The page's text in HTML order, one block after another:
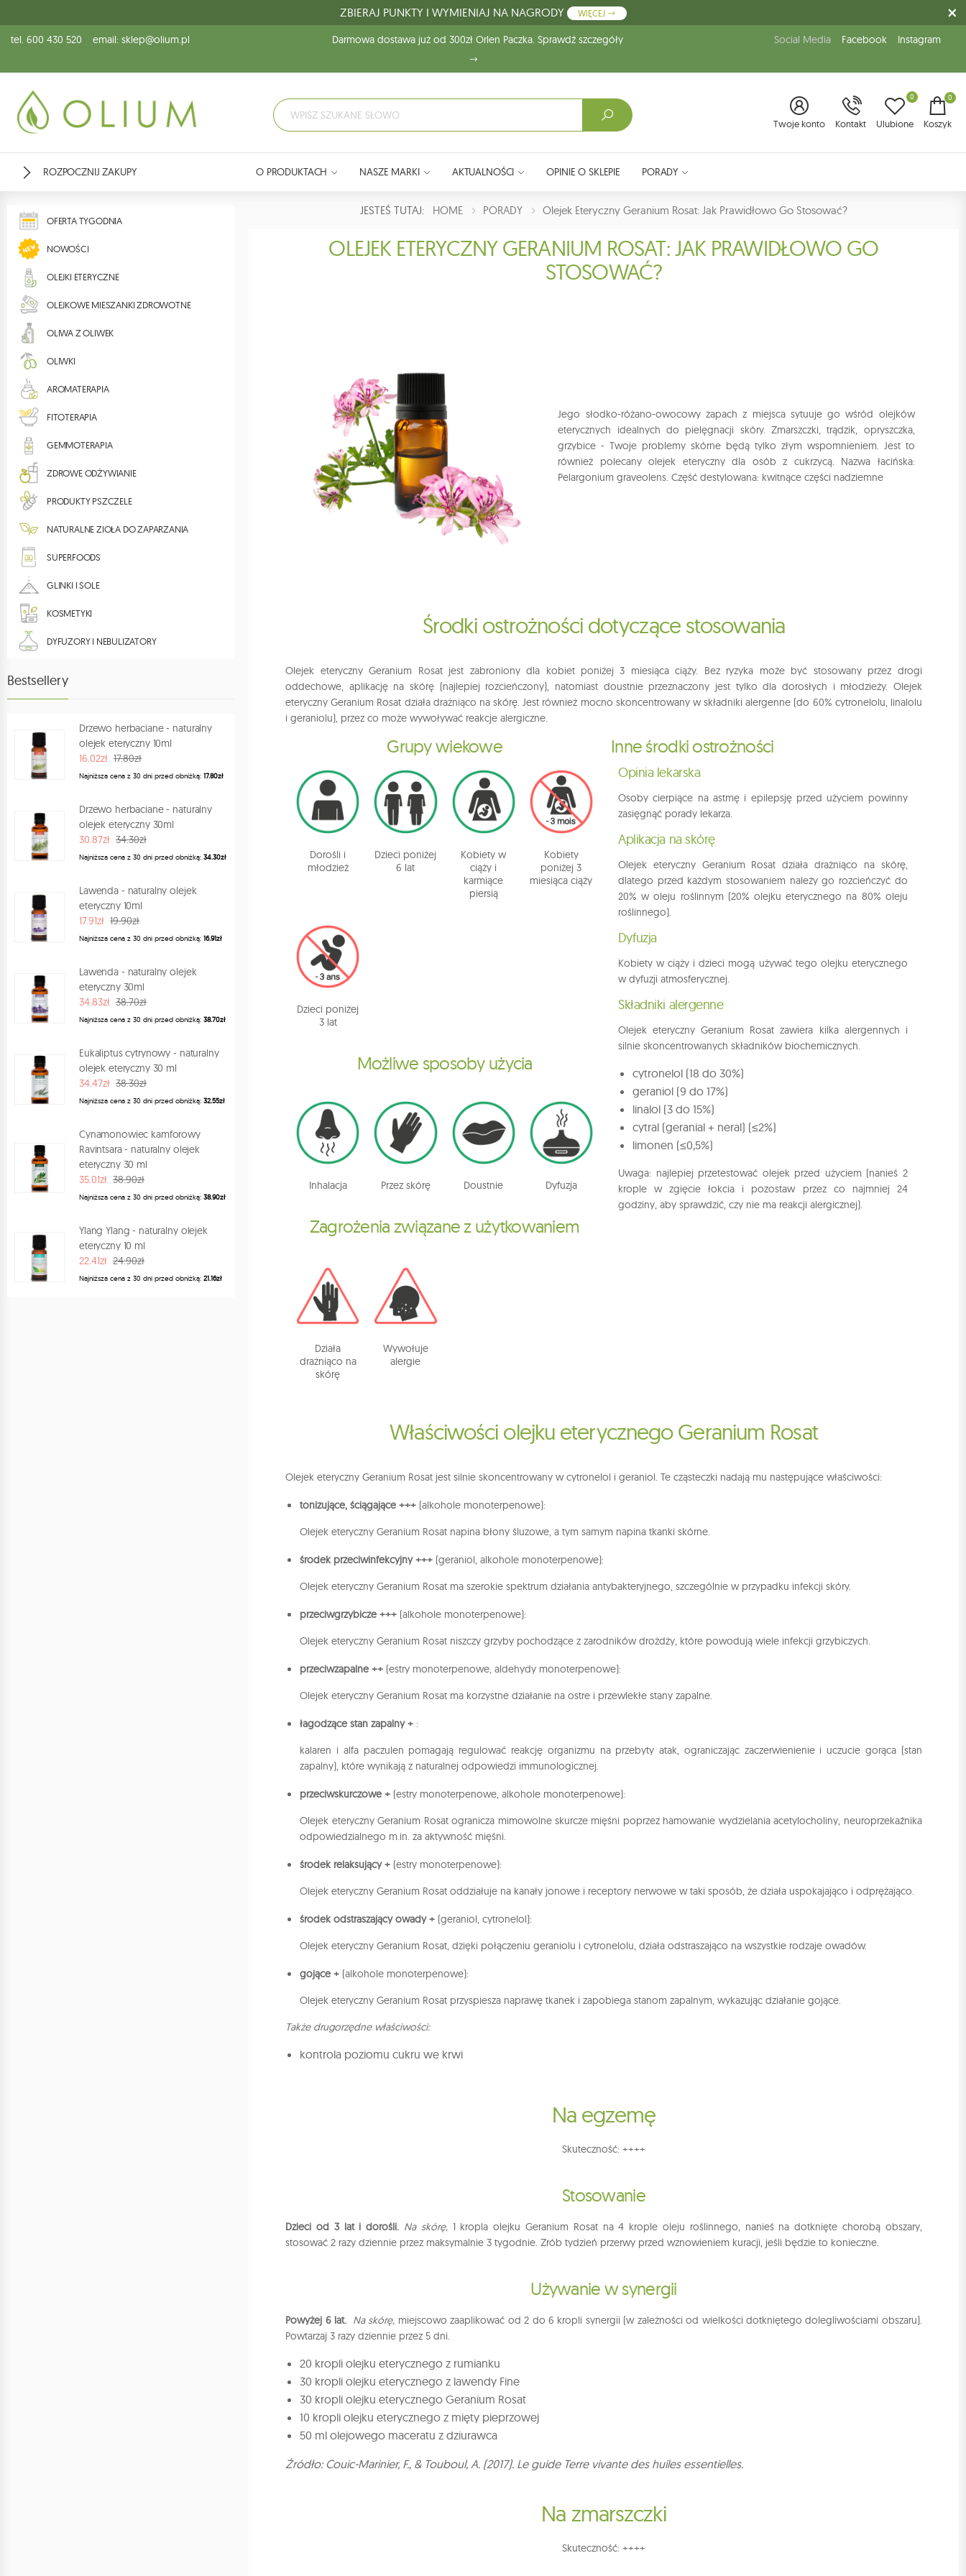
ZBIERAJ PUNKTY I WYMIENIAJ NA NAGRODY WIĘCEJ
tel. 600 430 520 email: sklep@olium.pl Darmowa dostawa już od 300zł Orlen Paczka. Sprawdź szczegóły Social Media Facebook Instagram
Twoje konto Kontakt Ulubione
0 0
Koszyk
ROZPOCZNIJ ZAKUPY O PRODUKTACH NASZE MARKI AKTUALNOŚCI OPINIE O SKLEPIE PORADY
JESTEŚ TUTAJ: HOME PORADY Olejek Eteryczny Geranium Rosat: Jak Prawidłowo Go Stosować?
OLEJEK ETERYCZNY GERANIUM ROSAT: JAK PRAWIDŁOWO GO
STOSOWAĆ?
Jego słodko-różano-owocowy zapach z miejsca sytuuje go wśród olejków
eterycznych idealnych do pielęgnacji skóry. Zmarszczki, trądzik, opryszczka,
grzybice - Twoje problemy skórne będą tylko złym wspomnieniem. Jest to
również polecany olejek eteryczny dla osób z cukrzycą. Nazwa łacińska:
Pelargonium graveolens. Część destylowana: kwitnące części nadziemne
Środki ostrożności dotyczące stosowania
Olejek eteryczny Geranium Rosat jest zabroniony dla kobiet poniżej 3 miesiąca ciąży. Bez ryzyka może być stosowany przez drogi
oddechowe, aplikację na skórę (najlepiej rozcieńczony), natomiast doustnie przeznaczony jest tylko dla dorosłych i młodzieży. Olejek
eteryczny Geranium Rosat działa drażniąco na skórę. Jest również mocno skoncentrowany w składniki alergenne (do 60% cytronelolu, linalolu
i geraniolu), przez co może wywoływać reakcje alergiczne.
Grupy wiekowe
Dorośli i
młodzież
Dzieci poniżej
6 lat
Kobiety w
ciąży i
karmiące
piersią
Kobiety
poniżej 3
miesiąca ciąży
Dzieci poniżej
3 lat
Możliwe sposoby użycia
Inhalacja Przez skórę Doustnie Dyfuzja
Zagrożenia związane z użytkowaniem
Działa
drażniąco na
skórę
Wywołuje
alergie
Inne środki ostrożności
Opinia lekarska
Osoby cierpiące na astmę i epilepsję przed użyciem powinny
zasięgnąć porady lekarza.
Aplikacja na skórę
Olejek eteryczny Geranium Rosat działa drażniąco na skórę,
dlatego przed każdym stosowaniem należy go rozcieńczyć do
20% w oleju roślinnym (20% olejku eterycznego na 80% oleju
roślinnego).
Dyfuzja
Kobiety w ciąży i dzieci mogą używać tego olejku eterycznego
w dyfuzji atmosferycznej.
Składniki alergenne
Olejek eteryczny Geranium Rosat zawiera kilka alergennych i
silnie skoncentrowanych składników biochemicznych.
cytronelol (18 do 30%)
geraniol (9 do 17%)
linalol (3 do 15%)
cytral (geranial + neral) (≤2%)
limonen (≤0,5%)
Uwaga: najlepiej przetestować olejek przed użyciem (nanieś 2
krople w zgięcie łokcia i pozostaw przez co najmniej 24
godziny, aby sprawdzić, czy nie ma reakcji alergicznej).
Właściwości olejku eterycznego Geranium Rosat
Olejek eteryczny Geranium Rosat jest silnie skoncentrowany w cytronelol i geraniol. Te cząsteczki nadają mu następujące właściwości:
tonizujące, ściągające +++ (alkohole monoterpenowe):
Olejek eteryczny Geranium Rosat napina błony śluzowe, a tym samym napina tkanki skórne.
środek przeciwinfekcyjny +++ (geraniol, alkohole monoterpenowe):
Olejek eteryczny Geranium Rosat ma szerokie spektrum działania antybakteryjnego, szczególnie w przypadku infekcji skóry.
przeciwgrzybicze +++ (alkohole monoterpenowe):
Olejek eteryczny Geranium Rosat niszczy grzyby pochodzące z zarodników drożdży, które powodują wiele infekcji grzybiczych.
przeciwzapalne ++ (estry monoterpenowe, aldehydy monoterpenowe):
Olejek eteryczny Geranium Rosat ma korzystne działanie na ostre i przewlekłe stany zapalne.
łagodzące stan zapalny + :
kalaren i alfa paczulen pomagają regulować reakcję organizmu na przebyty atak, ograniczając zaczerwienienie i uczucie gorąca (stan
zapalny), które wynikają z naturalnej odpowiedzi immunologicznej.
przeciwskurczowe + (estry monoterpenowe, alkohole monoterpenowe):
Olejek eteryczny Geranium Rosat ogranicza mimowolne skurcze mięśni poprzez hamowanie wydzielania acetylocholiny, neuroprzekaźnika
odpowiedzialnego m.in. za aktywność mięśni.
środek relaksujący + (estry monoterpenowe):
Olejek eteryczny Geranium Rosat oddziałuje na kanały jonowe i receptory nerwowe w taki sposób, że działa uspokajająco i odprężająco.
środek odstraszający owady + (geraniol, cytronelol):
Olejek eteryczny Geranium Rosat, dzięki połączeniu geraniolu i cytronelolu, działa odstraszająco na wszystkie rodzaje owadów.
gojące + (alkohole monoterpenowe):
Olejek eteryczny Geranium Rosat przyspiesza naprawę tkanek i zapobiega stanom zapalnym, wykazując działanie gojące.
Także drugorzędne właściwości:
kontrola poziomu cukru we krwi
Na egzemę
Skuteczność: ++++
Stosowanie
Dzieci od 3 lat i dorośli. Na skórę,1 kropla olejku Geranium Rosat na 4 krople oleju roślinnego, nanieś na dotknięte chorobą obszary,
stosować 2 razy dziennie przez maksymalnie 3 tygodnie. Zrób tydzień przerwy przed wznowieniem kuracji, jeśli będzie to konieczne.
Używanie w synergii
Powyżej 6 lat. Na skórę, miejscowo zaaplikować od 2 do 6 kropli synergii (w zależności od wielkości dotkniętego dolegliwościami obszaru).
Powtarzaj 3 razy dziennie przez 5 dni.
20 kropli olejku eterycznego z rumianku
30 kropli olejku eterycznego z lawendy Fine
30 kropli olejku eterycznego Geranium Rosat
10 kropli olejku eterycznego z mięty pieprzowej
50 ml olejowego maceratu z dziurawca
Źródło: Couic-Marinier, F., & Touboul, A. (2017). Le guide Terre vivante des huiles essentielles.
Na zmarszczki
Skuteczność: ++++
OFERTA TYGODNIA
NOWOŚCI
OLEJKI ETERYCZNE
OLEJKOWE MIESZANKI ZDROWOTNE
OLIWA Z OLIWEK
OLIWKI
AROMATERAPIA
FITOTERAPIA
GEMMOTERAPIA
ZDROWE ODŻYWIANIE
PRODUKTY PSZCZELE
NATURALNE ZIOŁA DO ZAPARZANIA
SUPERFOODS
GLINKI I SOLE
KOSMETYKI
DYFUZORY I NEBULIZATORY
AKCESORIA ZAPACHOWE
HERBATY
SPRAYE ZAPACHOWE DO WNĘTRZ
KSIĄŻKI
POMYSŁY NA PREZENT
PROGRAM LOJALNOŚCIOWY
Bestsellery
Drzewo herbaciane - naturalny
olejek eteryczny 10ml
16.02zł 17.80zł
Najniższa cena z 30 dni przed obniżką: 17.80zł
Drzewo herbaciane - naturalny
olejek eteryczny 30ml
30.87zł 34.30zł
Najniższa cena z 30 dni przed obniżką: 34.30zł
Lawenda - naturalny olejek
eteryczny 10ml
17.91zł 19.90zł
Najniższa cena z 30 dni przed obniżką: 16.91zł
Lawenda - naturalny olejek
eteryczny 30ml
34.83zł 38.70zł
Najniższa cena z 30 dni przed obniżką: 38.70zł
Eukaliptus cytrynowy - naturalny
olejek eteryczny 30 ml
34.47zł 38.30zł
Najniższa cena z 30 dni przed obniżką: 32.55zł
Cynamonowiec kamforowy
Ravintsara - naturalny olejek
eteryczny 30 ml
35.01zł 38.90zł
Najniższa cena z 30 dni przed obniżką: 38.90zł
Ylang Ylang - naturalny olejek
eteryczny 10 ml
22.41zł 24.90zł
Najniższa cena z 30 dni przed obniżką: 21.16zł